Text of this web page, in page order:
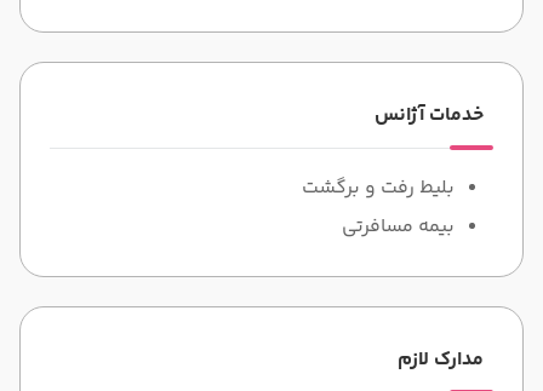
خدمات آژانس
بلیط رفت و برگشت
بیمه مسافرتی
مدارک لازم